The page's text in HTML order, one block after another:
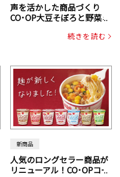
声を活かした商品づくり
CO･OP大豆そぼろと野菜ミ
じん・コーン入り）続きを読む
新商品
人気のロングセラー商品が
リニューアル！CO･OPコー